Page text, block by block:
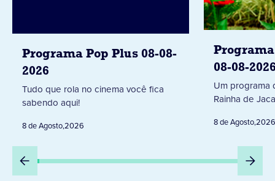
Programa Pop Plus 08-08-
2026
Tudo que rola no cinema você fica
sabendo aqui!
8 de Agosto,2026
08-08-
Um programa
Rainha de
8 de Agosto,2026